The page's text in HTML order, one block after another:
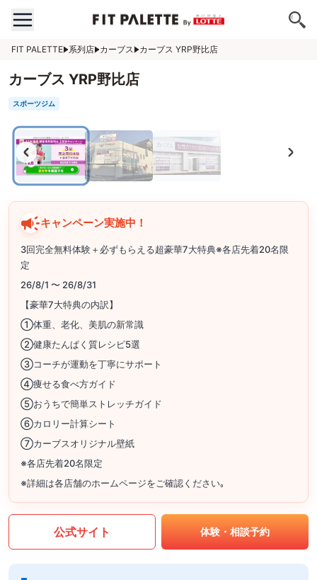
FIT PALETTE 系列店 カーブス カーブス YRP野比店
カーブス YRP野比店
スポーツジム
キャンペーン実施中！
3回完全無料体験＋必ずもらえる超豪華7大特典※各店先着20名限
定
26/8/1 〜 26/8/31
【豪華7大特典の内訳】
①体重、老化、美肌の新常識
②健康たんぱく質レシピ5選
③コーチが運動を丁寧にサポート
④痩せる食べ方ガイド
⑤おうちで簡単ストレッチガイド
⑥カロリー計算シート
⑦カーブスオリジナル壁紙
※各店先着20名限定
※詳細は各店舗のホームページをご確認ください｡
公式サイト 体験・相談予約